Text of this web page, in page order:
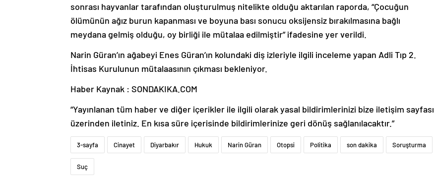
sonrası hayvanlar tarafından oluşturulmuş nitelikte olduğu aktarılan raporda, “Çocuğun
ölümünün ağız burun kapanması ve boyuna bası sonucu oksijensiz bırakılmasına bağlı
meydana gelmiş olduğu, oy birliği ile mütalaa edilmiştir” ifadesine yer verildi.
Narin Güran’ın ağabeyi Enes Güran’ın kolundaki diş izleriyle ilgili inceleme yapan Adli Tıp 2.
İhtisas Kurulunun mütalaasının çıkması bekleniyor.
Haber Kaynak : SONDAKIKA.COM
“Yayınlanan tüm haber ve diğer içerikler ile ilgili olarak yasal bildirimlerinizi bize iletişim sayfası
üzerinden iletiniz. En kısa süre içerisinde bildirimlerinize geri dönüş sağlanılacaktır.”
3-sayfa Cinayet Diyarbakır Hukuk Narin Güran Otopsi Politika son dakika Soruşturma
Suç